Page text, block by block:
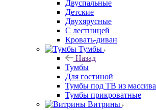
Двуспальные
Детские
Двухярусные
С лестницей
Кровать-диван
Тумбы
Назад
Тумбы
Для гостиной
Тумбы под ТВ из массива
Тумбы прикроватные
Витрины